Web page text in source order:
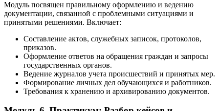
Модуль посвящен правильному оформлению и ведению
документации, связанной с проблемными ситуациями и
принятыми решениями. Включает:
Составление актов, служебных записок, протоколов,
приказов.
Оформление ответов на обращения граждан и запросы
государственных органов.
Ведение журналов учета происшествий и принятых мер.
Формирование личных дел обучающихся и работников.
Требования к хранению и архивированию документов.